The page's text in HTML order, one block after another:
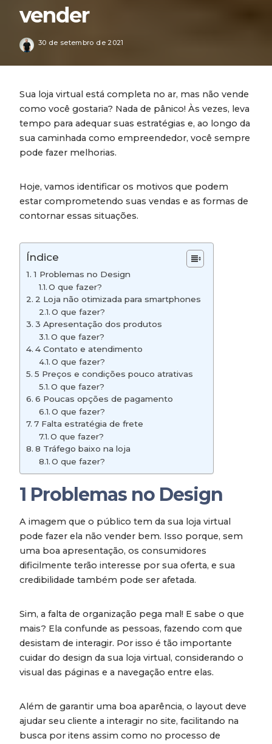
vender
30 de setembro de 2021
Sua loja virtual está completa no ar, mas não vende
como você gostaria? Nada de pânico! Às vezes, leva
tempo para adequar suas estratégias e, ao longo da
sua caminhada como empreendedor, você sempre
pode fazer melhorias.
Hoje, vamos identificar os motivos que podem
estar comprometendo suas vendas e as formas de
contornar essas situações.
Índice
1 Problemas no Design
O que fazer?
2 Loja não otimizada para smartphones
O que fazer?
3 Apresentação dos produtos
O que fazer?
4 Contato e atendimento
O que fazer?
5 Preços e condições pouco atrativas
O que fazer?
6 Poucas opções de pagamento
O que fazer?
7 Falta estratégia de frete
O que fazer?
8 Tráfego baixo na loja
O que fazer?
1 Problemas no Design
A imagem que o público tem da sua loja virtual
pode fazer ela não vender bem. Isso porque, sem
uma boa apresentação, os consumidores
dificilmente terão interesse por sua oferta, e sua
credibilidade também pode ser afetada.
Sim, a falta de organização pega mal! E sabe o que
mais? Ela confunde as pessoas, fazendo com que
desistam de interagir. Por isso é tão importante
cuidar do design da sua loja virtual, considerando o
visual das páginas e a navegação entre elas.
Além de garantir uma boa aparência, o layout deve
ajudar seu cliente a interagir no site, facilitando na
busca por itens assim como no processo de